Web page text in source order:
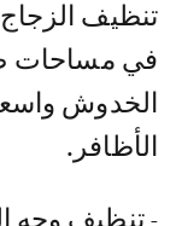
تنظيف
في مساحات
الخدوش
الأظافر.